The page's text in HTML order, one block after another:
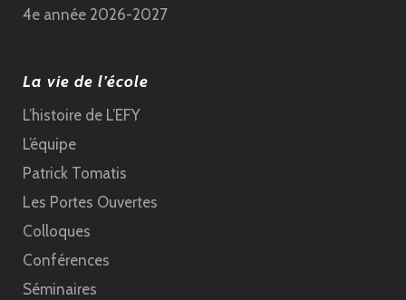
4e année 2026-2027
La vie de l’école
L’histoire de L’EFY
L’équipe
Patrick Tomatis
Les Portes Ouvertes
Colloques
Conférences
Séminaires